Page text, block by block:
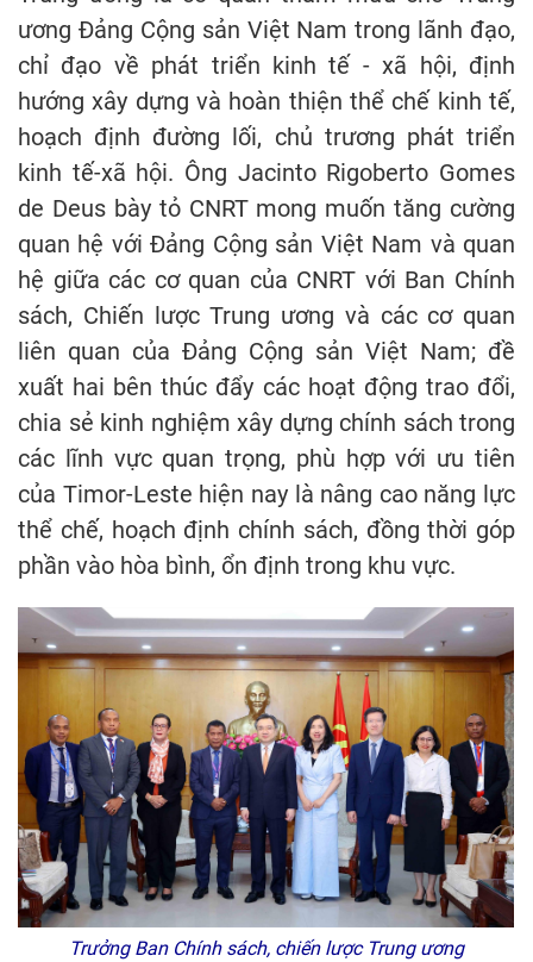
ương Đảng Cộng sản Việt Nam trong lãnh đạo,
chỉ đạo về phát triển kinh tế - xã hội, định
hướng xây dựng và hoàn thiện thể chế kinh tế,
hoạch định đường lối, chủ trương phát triển
kinh tế-xã hội. Ông Jacinto Rigoberto Gomes
de Deus bày tỏ CNRT mong muốn tăng cường
quan hệ với Đảng Cộng sản Việt Nam và quan
hệ giữa các cơ quan của CNRT với Ban Chính
sách, Chiến lược Trung ương và các cơ quan
liên quan của Đảng Cộng sản Việt Nam; đề
xuất hai bên thúc đẩy các hoạt động trao đổi,
chia sẻ kinh nghiệm xây dựng chính sách trong
các lĩnh vực quan trọng, phù hợp với ưu tiên
của Timor-Leste hiện nay là nâng cao năng lực
thể chế, hoạch định chính sách, đồng thời góp
phần vào hòa bình, ổn định trong khu vực.
Trưởng Ban Chính sách, chiến lược Trung ương